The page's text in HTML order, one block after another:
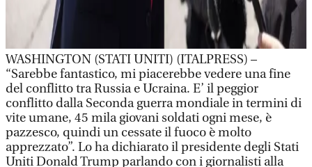
WASHINGTON (STATI UNITI) (ITALPRESS) –
“Sarebbe fantastico, mi piacerebbe vedere una fine
del conflitto tra Russia e Ucraina. E’ il peggior
conflitto dalla Seconda guerra mondiale in termini di
vite umane, 45 mila giovani soldati ogni mese, è
pazzesco, quindi un cessate il fuoco è molto
apprezzato”. Lo ha dichiarato il presidente degli Stati
Uniti Donald Trump parlando con i giornalisti alla